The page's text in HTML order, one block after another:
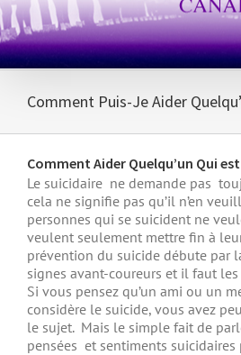
Comment Puis-Je Aider
Comment Aider Quelqu’un Qui
Le suicidaire ne demande pas
cela ne signifie pas qu’il n’en
personnes qui se suicident ne
veulent seulement mettre fin à
prévention du suicide débute par
signes avant-coureurs et il faut
Si vous pensez qu’un ami ou un
considère le suicide, vous avez
le sujet. Mais le simple fait de
pensées et sentiments suicidaires